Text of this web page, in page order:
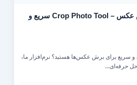
نرم‌افزار رایگان برش عکس – Crop Photo Tool سریع و
و سریع برای برش عکس‌ها هستید؟ نرم‌افزار ما،